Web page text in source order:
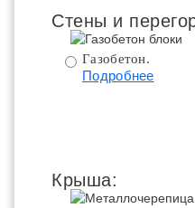
Стены и
Газобетон.
Подробнее
Крыша: